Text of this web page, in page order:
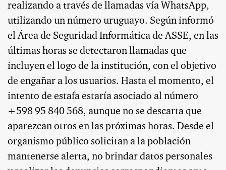
realizando a través de llamadas vía WhatsApp,
utilizando un número uruguayo. Según informó
el Área de Seguridad Informática de ASSE, en las
últimas horas se detectaron llamadas que
incluyen el logo de la institución, con el objetivo
de engañar a los usuarios. Hasta el momento, el
intento de estafa estaría asociado al número
+598 95 840 568, aunque no se descarta que
aparezcan otros en las próximas horas. Desde el
organismo público solicitan a la población
mantenerse alerta, no brindar datos personales